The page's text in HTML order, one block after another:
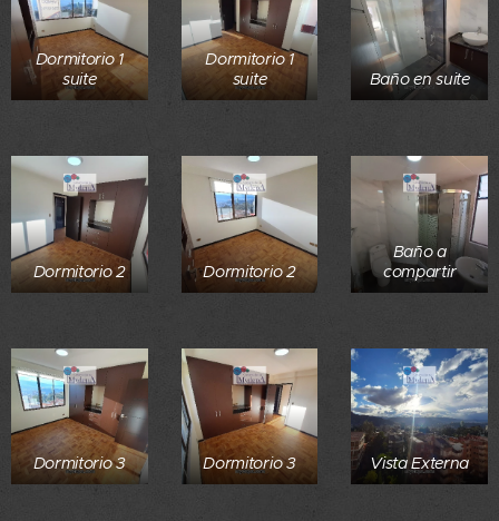
Dormitorio 1
suite
Dormitorio 1
suite
Baño en suite
Dormitorio 2 Dormitorio 2
Baño a
compartir
Dormitorio 3 Dormitorio 3 Vista Externa